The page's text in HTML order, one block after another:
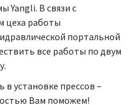
Yangli. В связи с
цеха работы
портальной
все работы по двум
в установке прессов –
Вам поможем!